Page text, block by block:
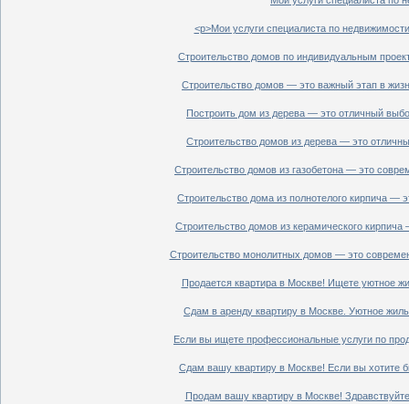
<p>Мои услуги специалиста по
Строительство домов по индивидуальным
Строительство домов — это важный этап в
Построить дом из дерева — это отличный
Строительство домов из дерева — это
Строительство домов из газобетона — это
Строительство дома из полнотелого кирпича —
Строительство домов из керамического
Строительство монолитных домов — это
Продается квартира в Москве! Ищете уютное
Сдам в аренду квартиру в Москве. Уютное
Если вы ищете профессиональные услуги по
Сдам вашу квартиру в Москве! Если вы хотите
Продам вашу квартиру в Москве!